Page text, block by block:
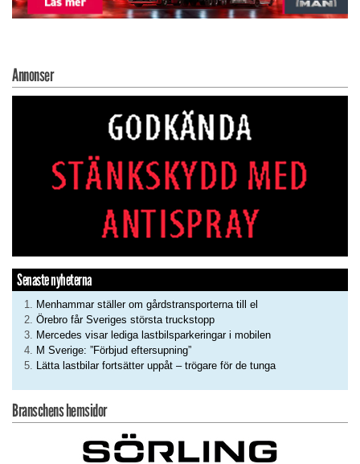
Annonser
Senaste nyheterna
Menhammar ställer om gårdstransporterna till el
Örebro får Sveriges största truckstopp
Mercedes visar lediga lastbilsparkeringar i mobilen
M Sverige: ”Förbjud eftersupning”
Lätta lastbilar fortsätter uppåt – trögare för de tunga
Branschens hemsidor